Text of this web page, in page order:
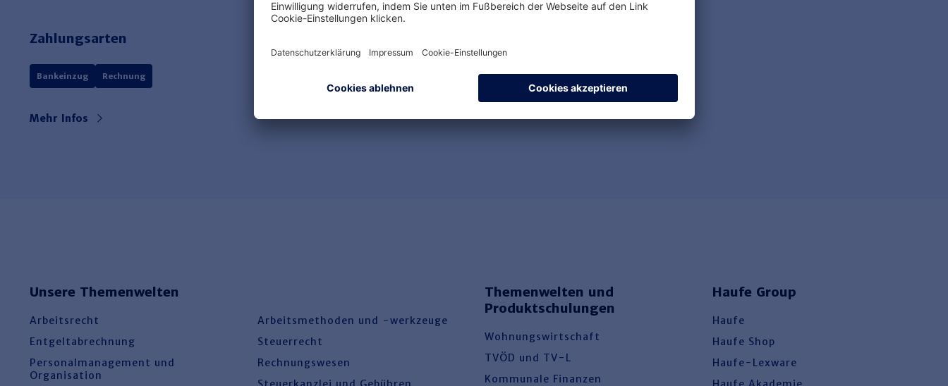
Zahlungsarten
Bankeinzug Rechnung
Mehr Infos
Unsere Themenwelten
Arbeitsrecht
Entgeltabrechnung
Personalmanagement und
Organisation
Arbeitsmethoden und -werkzeuge
Steuerrecht
Rechnungswesen
Themenwelten und
Produktschulungen
Wohnungswirtschaft
TVÖD und TV-L
Kommunale Finanzen
Haufe Group
Haufe
Haufe Shop
Haufe-Lexware